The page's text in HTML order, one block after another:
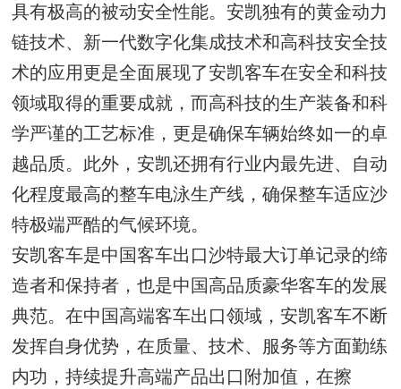
具有极高的被动安全性能。安凯独有的黄金动力
链技术、新一代数字化集成技术和高科技安全技
术的应用更是全面展现了安凯客车在安全和科技
领域取得的重要成就，而高科技的生产装备和科
学严谨的工艺标准，更是确保车辆始终如一的卓
越品质。此外，安凯还拥有行业内最先进、自动
化程度最高的整车电泳生产线，确保整车适应沙
特极端严酷的气候环境。
安凯客车是中国客车出口沙特最大订单记录的缔
造者和保持者，也是中国高品质豪华客车的发展
典范。在中国高端客车出口领域，安凯客车不断
发挥自身优势，在质量、技术、服务等方面勤练
内功，持续提升高端产品出口附加值，在擦